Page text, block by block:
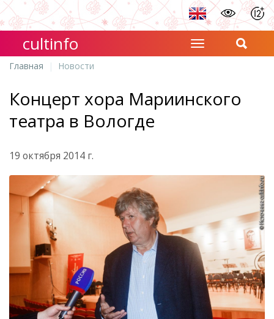
cultinfo
Главная Новости
Концерт хора Мариинского
театра в Вологде
19 октября 2014 г.